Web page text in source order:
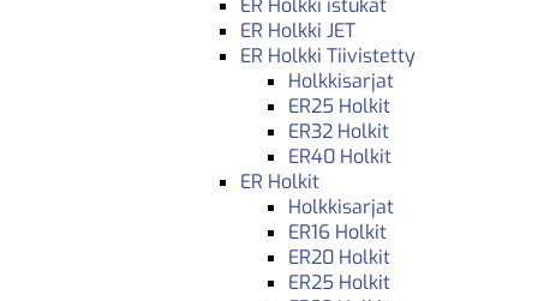
ER Holkki istukat
ER Holkki JET
ER Holkki Tiivistetty
Holkkisarjat
ER25 Holkit
ER32 Holkit
ER40 Holkit
ER Holkit
Holkkisarjat
ER16 Holkit
ER20 Holkit
ER25 Holkit